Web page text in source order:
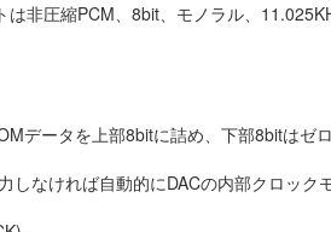
非圧縮PCM、8bit、モノラル、
データを上部8bitに詰め、下部8bitはゼ
しなければ自動的にDACの内部クロック